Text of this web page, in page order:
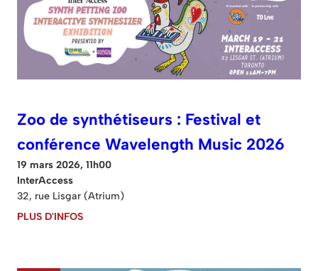
Zoo de synthétiseurs : Festival et
conférence Wavelength Music 2026
19 mars 2026, 11h00
InterAccess
32, rue Lisgar (Atrium)
PLUS D'INFOS